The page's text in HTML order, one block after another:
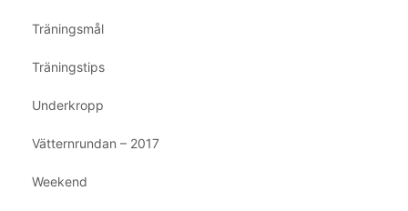
Träningsmål
Träningstips
Underkropp
Vätternrundan – 2017
Weekend